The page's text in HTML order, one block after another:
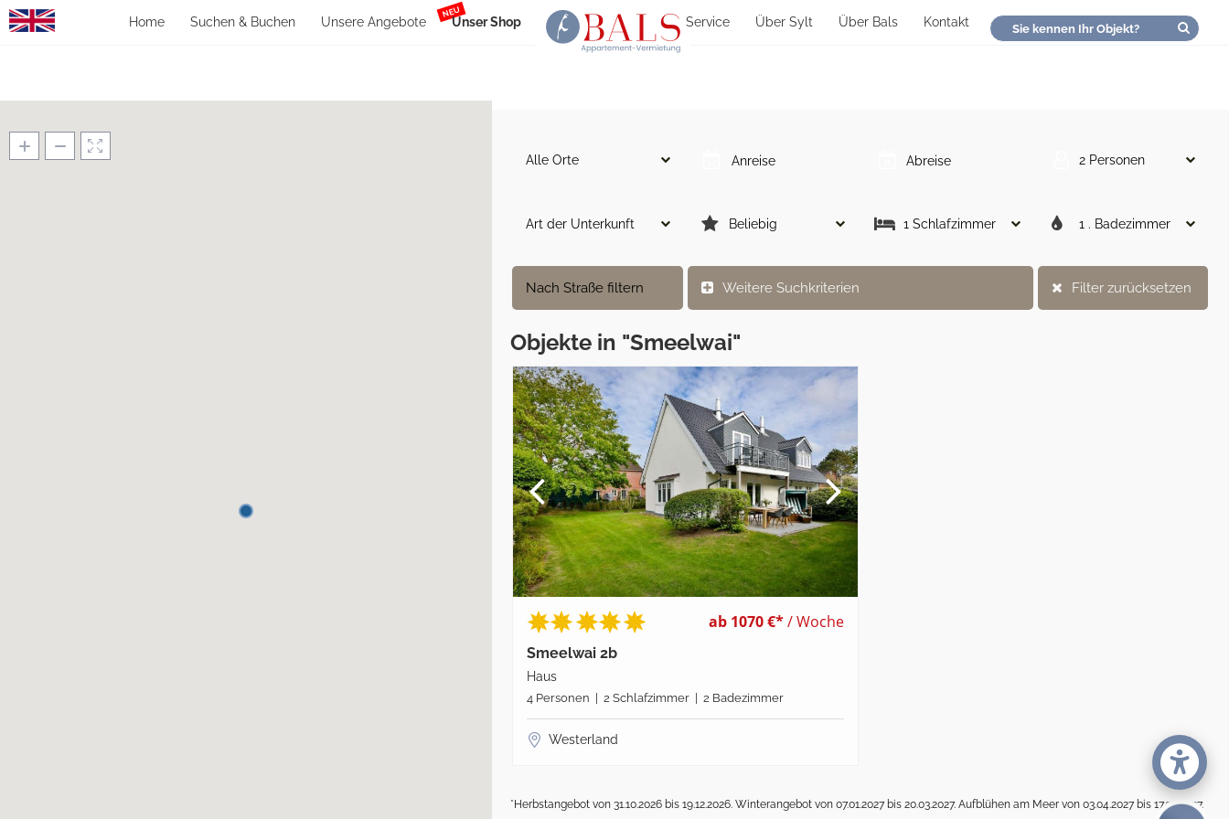
Service Über Sylt Über Bals Kontakt
Home Suchen & Buchen Unsere Angebote Unser Shop
NEU
Alle Orte 2 Personen
Art der Unterkunft Beliebig 1 Schlafzimmer 1 . Badezimmer
Nach Straße filtern Weitere Suchkriterien Filter zurücksetzen
Objekte in "Smeelwai"
ab 1070 €*/ Woche
Smeelwai 2b
Haus
4 Personen | 2 Schlafzimmer | 2 Badezimmer
Westerland
*Herbstangebot von 31.10.2026 bis 19.12.2026. Winterangebot von 07.01.2027 bis 20.03.2027. Aufblühen am Meer von 03.04.2027 bis 17.04.2027.